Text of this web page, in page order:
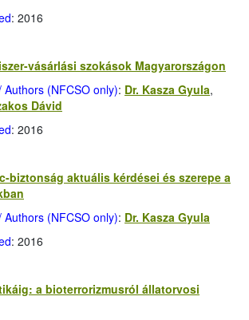
: 2016
vásárlási szokások Magyarországon
Authors (NFCSO only): Dr. Kasza Gyula,
Dávid
: 2016
biztonság aktuális kérdései és szerepe a
Authors (NFCSO only): Dr. Kasza Gyula
: 2016
a bioterrorizmusról állatorvosi